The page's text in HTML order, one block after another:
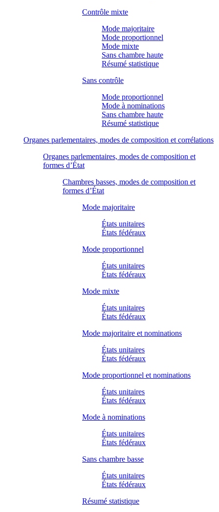
Contrôle mixte
Mode majoritaire
Mode proportionnel
Mode mixte
Sans chambre haute
Résumé statistique
Sans contrôle
Mode proportionnel
Mode à nominations
Sans chambre haute
Résumé statistique
Organes parlementaires, modes de composition et corrélations
Organes parlementaires, modes de composition et
formes d’État
Chambres basses, modes de composition et
formes d’État
Mode majoritaire
États unitaires
États fédéraux
Mode proportionnel
États unitaires
États fédéraux
Mode mixte
États unitaires
États fédéraux
Mode majoritaire et nominations
États unitaires
États fédéraux
Mode proportionnel et nominations
États unitaires
États fédéraux
Mode à nominations
États unitaires
États fédéraux
Sans chambre basse
États unitaires
États fédéraux
Résumé statistique